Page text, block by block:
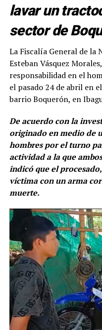
lavar un
sector de
La Fiscalía General de la
Esteban Vásquez
responsabilidad en el
el pasado 24 de abril en
barrio Boquerón, en
De acuerdo con la
originado en medio de
hombres por el turno
actividad a la que
indicó que el
víctima con un arma
muerte.